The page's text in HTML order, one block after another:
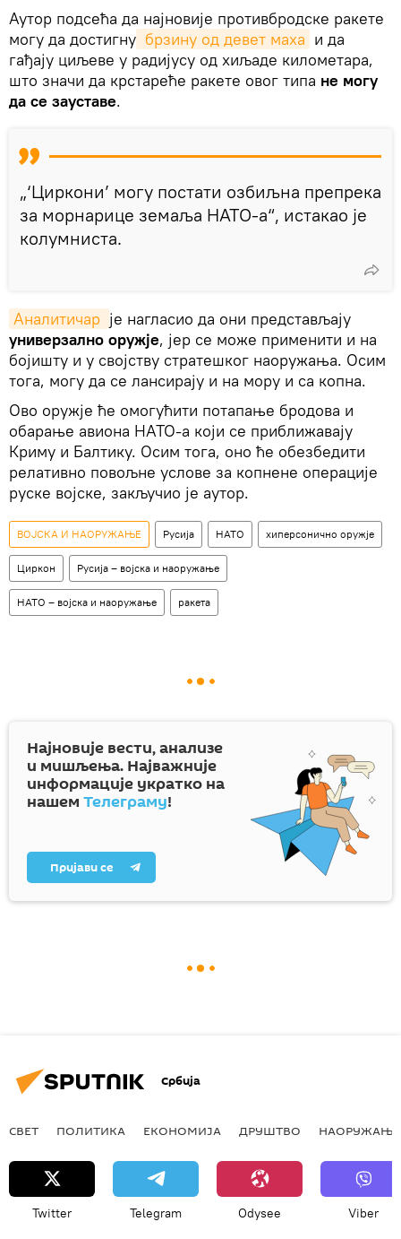
Аутор подсећа да најновије противбродске ракете
могу да достигну брзину од девет маха и да
гађају циљеве у радијусу од хиљаде километара,
што значи да крстареће ракете овог типа не могу
да се зауставе.
„‘Циркони’ могу постати озбиљна препрека
за морнарице земаља НАТО-а“, истакао је
колумниста.
Аналитичар је нагласио да они представљају
универзално оружје, јер се може применити и на
бојишту и у својству стратешког наоружања. Осим
тога, могу да се лансирају и на мору и са копна.
Ово оружје ће омогућити потапање бродова и
обарање авиона НАТО-а који се приближавају
Криму и Балтику. Осим тога, оно ће обезбедити
релативно повољне услове за копнене операције
руске војске, закључио је аутор.
ВОЈСКА И НАОРУЖАЊЕ Русија НАТО хиперсонично оружје
Циркон Русија – војска и наоружање
НАТО – војска и наоружање ракета
Најновије вести, анализе
и мишљења. Најважније
информације укратко на
нашем Телеграму!
Пријави се
Србија
СВЕТ ПОЛИТИКА ЕКОНОМИЈА ДРУШТВО НАОРУЖАЊЕ
Twitter Telegram Odysee Viber